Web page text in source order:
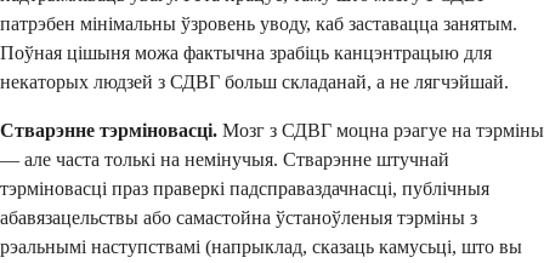
патрэбен мінімальны ўзровень уводу, каб заставацца занятым.
Поўная цішыня можа фактычна зрабіць канцэнтрацыю для
некаторых людзей з СДВГ больш складанай, а не лягчэйшай.
Стварэнне тэрміновасці. Мозг з СДВГ моцна рэагуе на тэрміны
— але часта толькі на немінучыя. Стварэнне штучнай
тэрміновасці праз праверкі падсправаздачнасці, публічныя
абавязацельствы або самастойна ўстаноўленыя тэрміны з
рэальнымі наступствамі (напрыклад, сказаць камусьці, што вы